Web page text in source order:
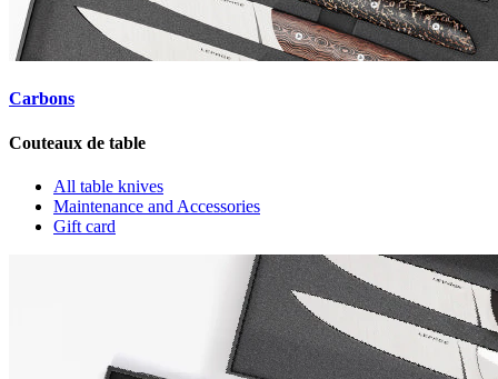
Carbons
Couteaux de table
All table knives
Maintenance and Accessories
Gift card